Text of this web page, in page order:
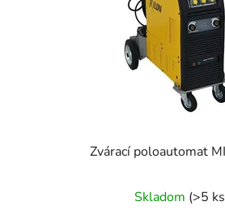
Zvárací poloautomat
Skladom (>5